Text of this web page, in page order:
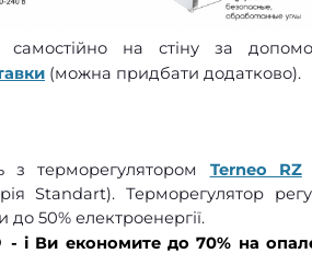
на стіну за
(можна придбати додатково).
з терморегулятором Terneo RZ
Standart). Терморегулятор
50% електроенергії.
- і Ви економите до 70% на